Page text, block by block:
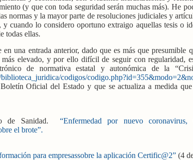
(y que con toda seguridad serán muchas más). He
normas y la mayor parte de resoluciones judiciales y
y cuando lo considero oportuno extraigo aquellas tesis o
todas ellas.
una entrada anterior, dado que es más que presumible
más elevado, y por ello difícil de seguir con regularidad,
de normativa estatal y autonómica de la
biblioteca_juridica/codigos/
Oficial del Estado y que se actualiza a medida
de Sanidad.
“Enfermedad por nuevo coronavirus,
el brote”.
para empresassobre la aplicación Certific@2” (4